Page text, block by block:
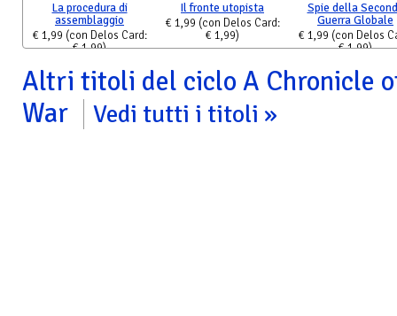
La procedura di
assemblaggio
€ 1,99 (con Delos Card:
€ 1,99)
Il fronte utopista
€ 1,99 (con Delos Card:
€ 1,99)
Spie della
Guerra Globale
€ 1,99 (con Delos
€ 1,99)
Altri titoli del ciclo A Chronicle
War
Vedi tutti i titoli